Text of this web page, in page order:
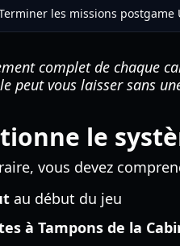
les missions postgame
complet de chaque
peut vous laisser sans
le
vous devez
au début du jeu
à Tampons de la